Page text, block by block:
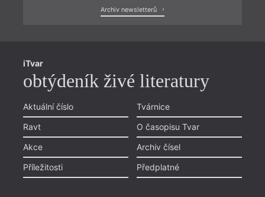
Archiv newsletterů
iTvar
obtýdeník živé literatury
Aktuální číslo
Ravt
Akce
Příležitosti
Tvárnice
O časopisu Tvar
Archiv čísel
Předplatné